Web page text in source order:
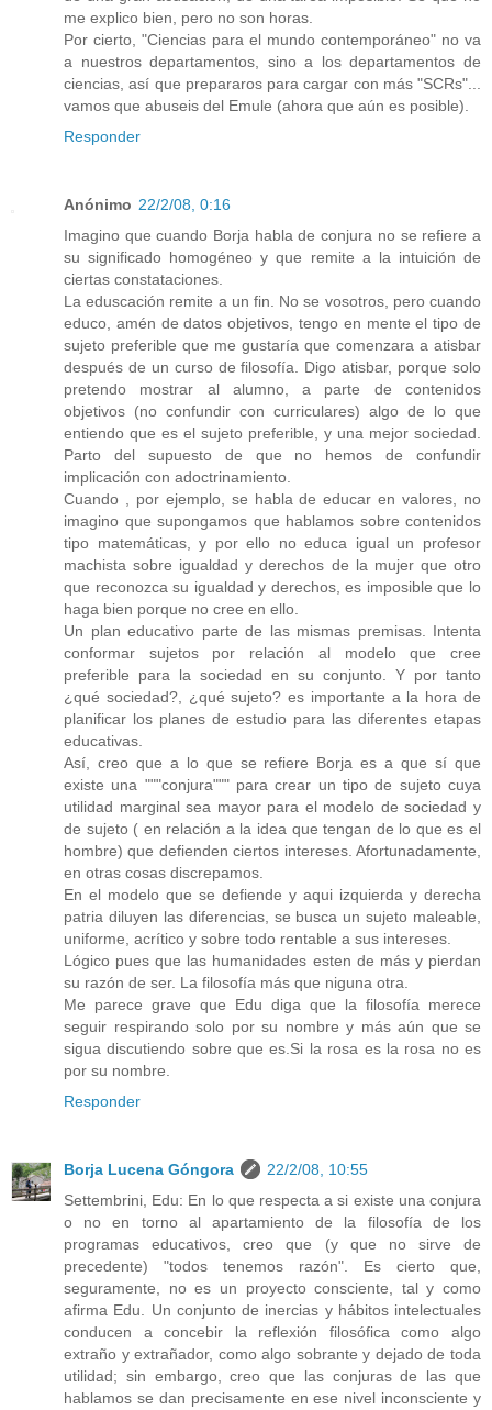
me explico bien, pero no son horas.
Por cierto, "Ciencias para el mundo contemporáneo" no va
a nuestros departamentos, sino a los departamentos de
ciencias, así que prepararos para cargar con más "SCRs"...
vamos que abuseis del Emule (ahora que aún es posible).
Responder
Anónimo 22/2/08, 0:16
Imagino que cuando Borja habla de conjura no se refiere a
su significado homogéneo y que remite a la intuición de
ciertas constataciones.
La eduscación remite a un fin. No se vosotros, pero cuando
educo, amén de datos objetivos, tengo en mente el tipo de
sujeto preferible que me gustaría que comenzara a atisbar
después de un curso de filosofía. Digo atisbar, porque solo
pretendo mostrar al alumno, a parte de contenidos
objetivos (no confundir con curriculares) algo de lo que
entiendo que es el sujeto preferible, y una mejor sociedad.
Parto del supuesto de que no hemos de confundir
implicación con adoctrinamiento.
Cuando , por ejemplo, se habla de educar en valores, no
imagino que supongamos que hablamos sobre contenidos
tipo matemáticas, y por ello no educa igual un profesor
machista sobre igualdad y derechos de la mujer que otro
que reconozca su igualdad y derechos, es imposible que lo
haga bien porque no cree en ello.
Un plan educativo parte de las mismas premisas. Intenta
conformar sujetos por relación al modelo que cree
preferible para la sociedad en su conjunto. Y por tanto
¿qué sociedad?, ¿qué sujeto? es importante a la hora de
planificar los planes de estudio para las diferentes etapas
educativas.
Así, creo que a lo que se refiere Borja es a que sí que
existe una """conjura""" para crear un tipo de sujeto cuya
utilidad marginal sea mayor para el modelo de sociedad y
de sujeto ( en relación a la idea que tengan de lo que es el
hombre) que defienden ciertos intereses. Afortunadamente,
en otras cosas discrepamos.
En el modelo que se defiende y aqui izquierda y derecha
patria diluyen las diferencias, se busca un sujeto maleable,
uniforme, acrítico y sobre todo rentable a sus intereses.
Lógico pues que las humanidades esten de más y pierdan
su razón de ser. La filosofía más que niguna otra.
Me parece grave que Edu diga que la filosofía merece
seguir respirando solo por su nombre y más aún que se
sigua discutiendo sobre que es.Si la rosa es la rosa no es
por su nombre.
Responder
Borja Lucena Góngora
22/2/08, 10:55
Settembrini, Edu: En lo que respecta a si existe una conjura
o no en torno al apartamiento de la filosofía de los
programas educativos, creo que (y que no sirve de
precedente) "todos tenemos razón". Es cierto que,
seguramente, no es un proyecto consciente, tal y como
afirma Edu. Un conjunto de inercias y hábitos intelectuales
conducen a concebir la reflexión filosófica como algo
extraño y extrañador, como algo sobrante y dejado de toda
utilidad; sin embargo, creo que las conjuras de las que
hablamos se dan precisamente en ese nivel inconsciente y